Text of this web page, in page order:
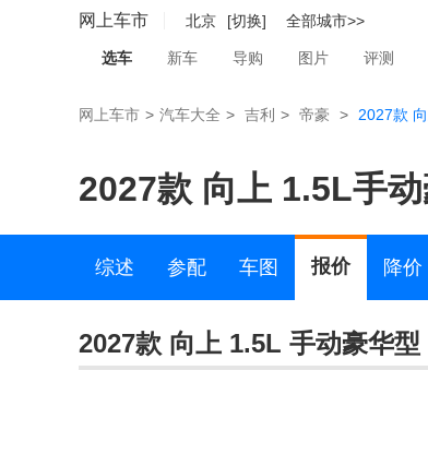
网上车市 北京 [切换] 全部城市>>
选车 新车 导购 图片 评测
网上车市 > 汽车大全 > 吉利 > 帝豪 > 2027款
2027款 向上 1.5L手
综述 参配 车图 报价 降价
2027款 向上 1.5L 手动豪华型